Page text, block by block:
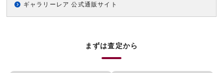
ギャラリーレア 公式通販サイト
まずは査定から